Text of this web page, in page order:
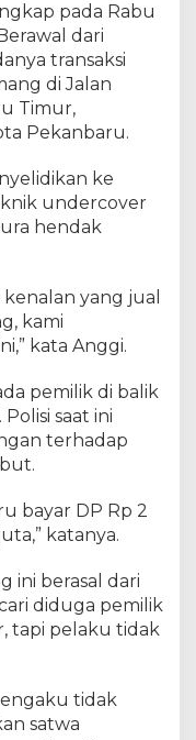
pada Rabu
dari
transaksi
di Jalan
Timur,
Pekanbaru.
ke
undercover
hendak
kenalan yang jual
kami
kata Anggi.
pemilik di balik
saat ini
terhadap
bayar DP Rp 2
katanya.
ini berasal dari
diduga pemilik
tapi pelaku tidak
tidak
satwa